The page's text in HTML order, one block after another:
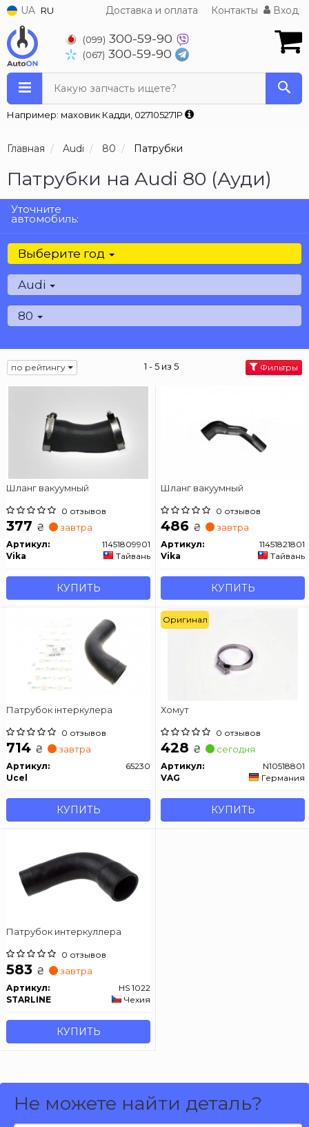
UA RU Доставка и оплата Контакты Вход
(099) 300-59-90
(067) 300-59-90
Какую запчасть ищете?
Например: маховик Кадди, 027105271P
Главная Audi 80 Патрубки
Патрубки на Audi 80 (Ауди)
Уточните
автомобиль:
Выберите год
Audi
80
по рейтингу 1 - 5 из 5 Фильтры
Шланг вакуумный
0 отзывов
377 ₴ завтра
Артикул:
11451809901
Vika
Тайвань
КУПИТЬ
Шланг вакуумный
0 отзывов
486 ₴ завтра
Артикул:
11451821801
Vika
Тайвань
КУПИТЬ
Патрубок інтеркулера
0 отзывов
714 ₴ завтра
Артикул:
65230
Ucel
КУПИТЬ
Хомут
0 отзывов
428 ₴ сегодня
Артикул:
N10518801
VAG
Германия
КУПИТЬ
Оригинал
Патрубок интеркуллера
0 отзывов
583 ₴ завтра
Артикул:
HS 1022
STARLINE
Чехия
КУПИТЬ
Не можете найти деталь?